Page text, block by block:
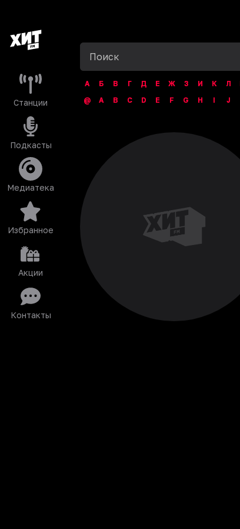
Станции
Подкасты
Медиатека
Избранное
Акции
Контакты
А Б В Г Д Е Ж З И К Л
@
A B C D E F G H I J